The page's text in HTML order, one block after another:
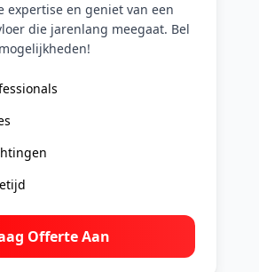
expertise en geniet van een
die jarenlang meegaat. Bel
Offerte Aan